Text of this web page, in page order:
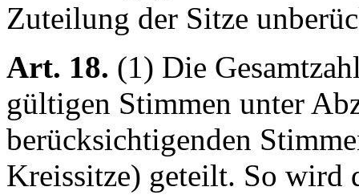
Zuteilung der Sitze
Art. 18. (1) Die
gültigen Stimmen unter
berücksichtigenden
Kreissitze) geteilt. So wird